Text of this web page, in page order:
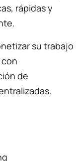
rápidas y
su trabajo
de